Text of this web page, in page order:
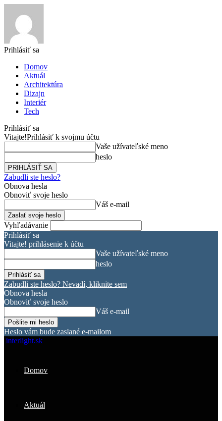
Prihlásiť sa
Domov
Aktuál
Architektúra
Dizajn
Interiér
Tech
Prihlásiť sa
Vitajte!Prihlásiť k svojmu účtu
Vaše užívateľské meno
heslo
Zabudli ste heslo?
Obnova hesla
Obnoviť svoje heslo
Váš e-mail
Vyhľadávanie
Prihlásiť sa
Vitajte! prihlásenie k účtu
Vaše užívateľské meno
heslo
Zabudli ste heslo? Nevadí, kliknite sem
Obnova hesla
Obnoviť svoje heslo
Váš e-mail
Heslo vám bude zaslané e-mailom
interlight.sk
Domov
Aktuál